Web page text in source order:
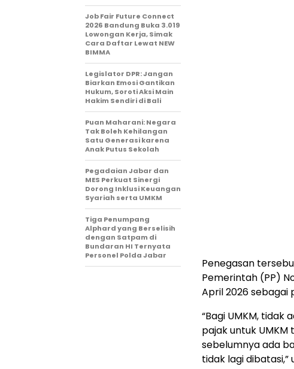
Penegasan
Pemerintah (PP)
April 2026 sebagai
“Bagi UMKM,
pajak untuk
sebelumnya ada
tidak lagi
Job Fair Future Connect
2026 Bandung Buka 3.019
Lowongan Kerja, Simak
Cara Daftar Lewat NEW
BIMMA
Legislator DPR: Jangan
Biarkan Emosi Gantikan
Hukum, Soroti Aksi Main
Hakim Sendiri di Bali
Puan Maharani: Negara
Tak Boleh Kehilangan
Satu Generasi karena
Anak Putus Sekolah
Pegadaian Jabar dan
MES Perkuat Sinergi
Dorong Inklusi Keuangan
Syariah serta UMKM
Tiga Penumpang
Alphard yang Berselisih
dengan Satpam di
Bundaran HI Ternyata
Personel Polda Jabar